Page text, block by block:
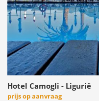
Hotel Camogli - Ligurië
prijs op aanvraag